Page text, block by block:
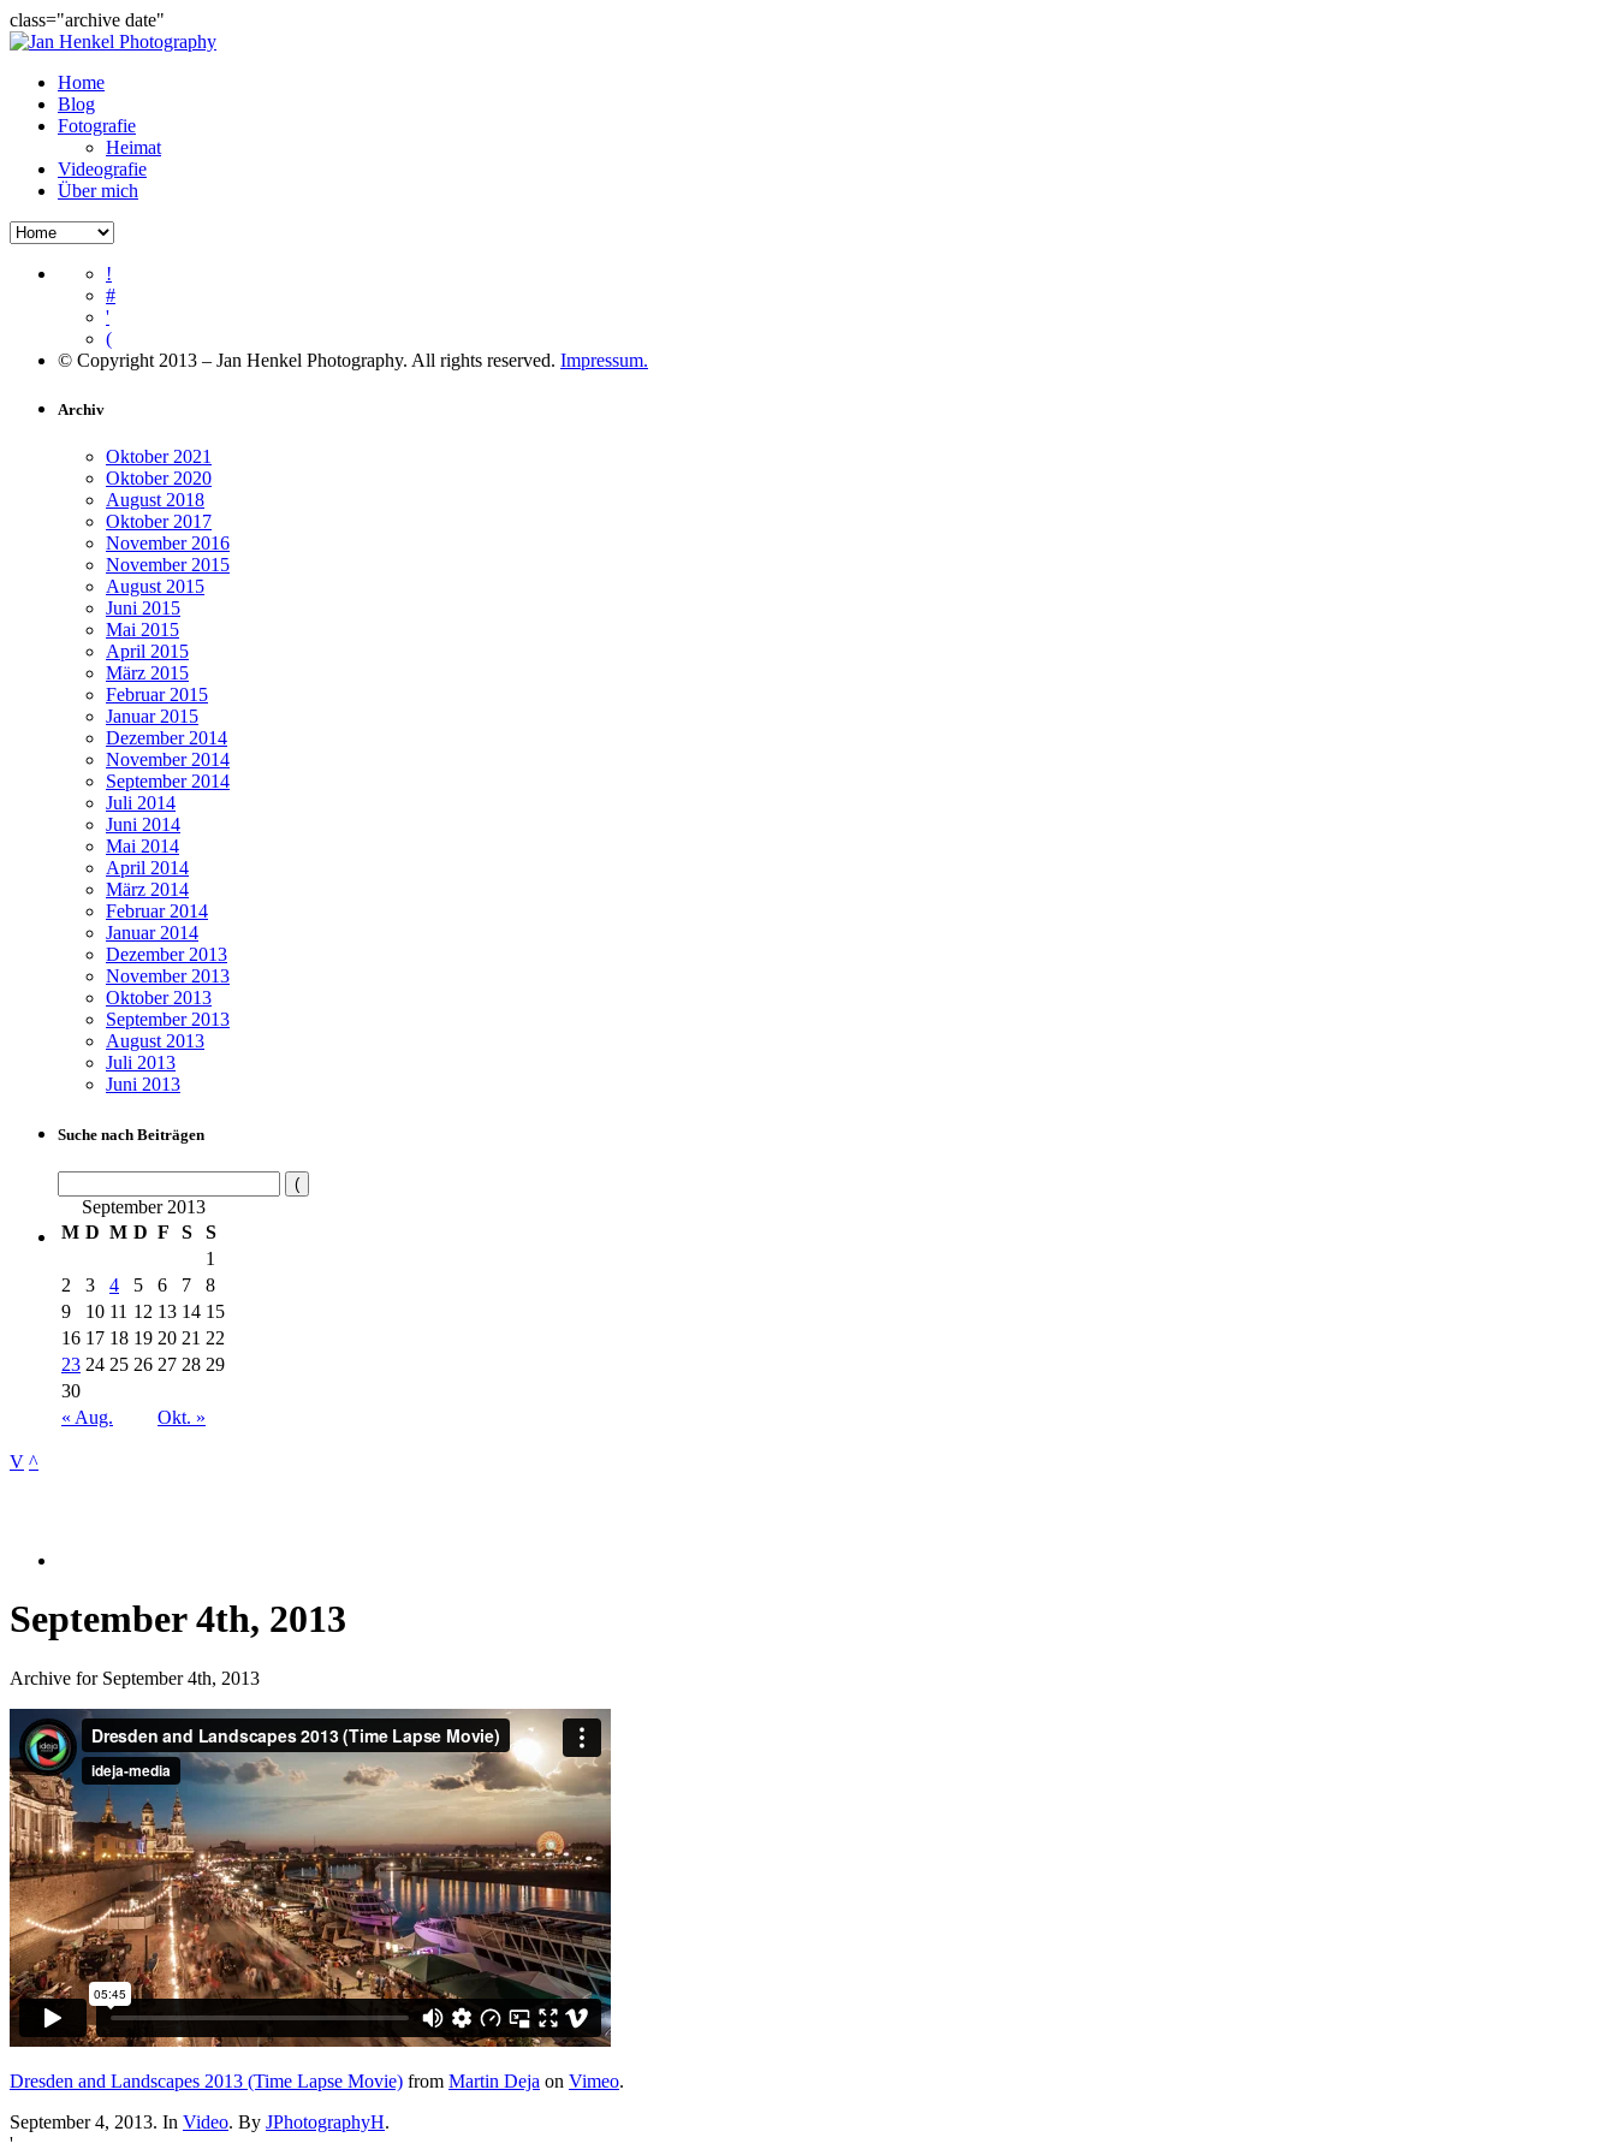
class="archive date"
Home
Blog
Fotografie
Heimat
Videografie
Über mich
!
#
'
(
© Copyright 2013 – Jan Henkel Photography. All rights reserved. Impressum.
Archiv
Oktober 2021
Oktober 2020
August 2018
Oktober 2017
November 2016
November 2015
August 2015
Juni 2015
Mai 2015
April 2015
März 2015
Februar 2015
Januar 2015
Dezember 2014
November 2014
September 2014
Juli 2014
Juni 2014
Mai 2014
April 2014
März 2014
Februar 2014
Januar 2014
Dezember 2013
November 2013
Oktober 2013
September 2013
August 2013
Juli 2013
Juni 2013
Suche nach Beiträgen
September 2013
M D M D F S S
« Aug. Okt. »
1
2
3 4 5 6 7
8
9
10 11 12 13 14 15
16 17 18 19 20 21 22
23 24 25 26 27 28 29
30
V ^
September 4th, 2013
Archive for September 4th, 2013
Dresden and Landscapes 2013 (Time Lapse Movie) from Martin Deja on Vimeo.
September 4, 2013. In Video. By JPhotographyH.
'